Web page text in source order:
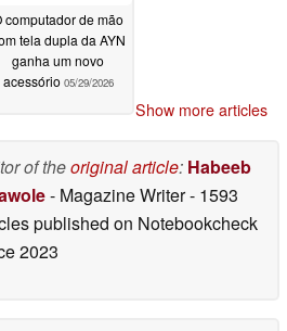
computador de mão
tela dupla da AYN
ganha um novo
acessório 05/29/2026
Show more articles
of theoriginal article: Habeeb
- Magazine Writer- 1593
published on Notebookcheck
2023